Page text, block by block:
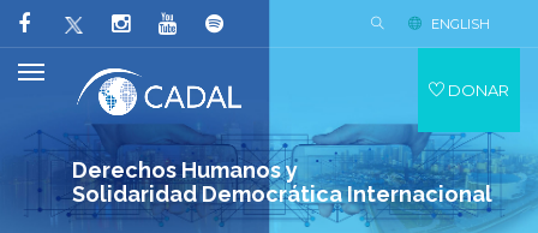
Derechos Humanos y
Solidaridad Democrática Internacional
ENGLISH
DONAR